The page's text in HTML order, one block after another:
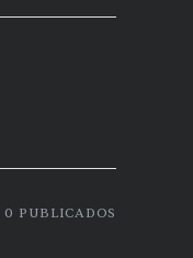
0 PUBLICADOS